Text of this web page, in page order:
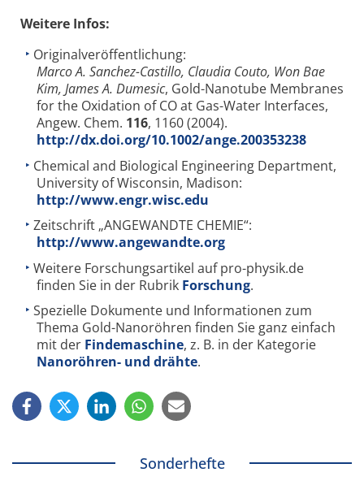
Weitere Infos:
Originalveröffentlichung:
Marco A. Sanchez-Castillo, Claudia Couto, Won Bae
Kim, James A. Dumesic, Gold-Nanotube Membranes
for the Oxidation of CO at Gas-Water Interfaces,
Angew. Chem. 116, 1160 (2004).
http://dx.doi.org/10.1002/ange.200353238
Chemical and Biological Engineering Department,
University of Wisconsin, Madison:
http://www.engr.wisc.edu
Zeitschrift „ANGEWANDTE CHEMIE“:
http://www.angewandte.org
Weitere Forschungsartikel auf pro-physik.de
finden Sie in der Rubrik Forschung.
Spezielle Dokumente und Informationen zum
Thema Gold-Nanoröhren finden Sie ganz einfach
mit der Findemaschine, z. B. in der Kategorie
Nanoröhren- und drähte.
Sonderhefte